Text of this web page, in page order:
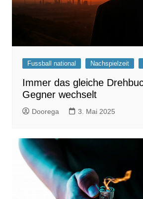
Fussball national Nachspielzeit
Immer das gleiche
Gegner wechselt
Doorega 3. Mai 2025